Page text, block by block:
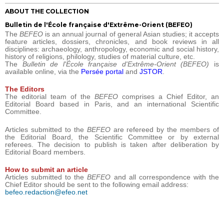
ABOUT THE COLLECTION
Bulletin de l'École française d'Extrême-Orient (BEFEO)
TheBEFEO is an annual journal of general Asian studies; it accepts
feature articles, dossiers, chronicles, and book reviews in all
disciplines: archaeology, anthropology, economic and social history,
history of religions, philology, studies of material culture, etc.
The Bulletin de l'École française d'Extrême-Orient (BEFEO) is
available online, via the Persée portal and JSTOR
The Editors
The editorial team of the BEFEO comprises a Chief Editor, an
Editorial Board based in Paris, and an international Scientific
Committee.
Articles submitted to the BEFEOare refereed by the members of
the Editorial Board, the Scientific Committee or by external
referees. The decision to publish is taken after deliberation by
Editorial Board members.
How to submit an article
Articles submitted to theBEFEO and all correspondence with the
Chief Editor should be sent to the following email address:
befeo.redaction@efeo.net